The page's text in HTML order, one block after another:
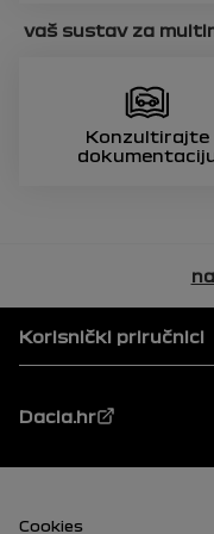
vaš sustav za
Konzultirajte
Podnožje
Korisnički priručnici
Dacia.hr
Cookies